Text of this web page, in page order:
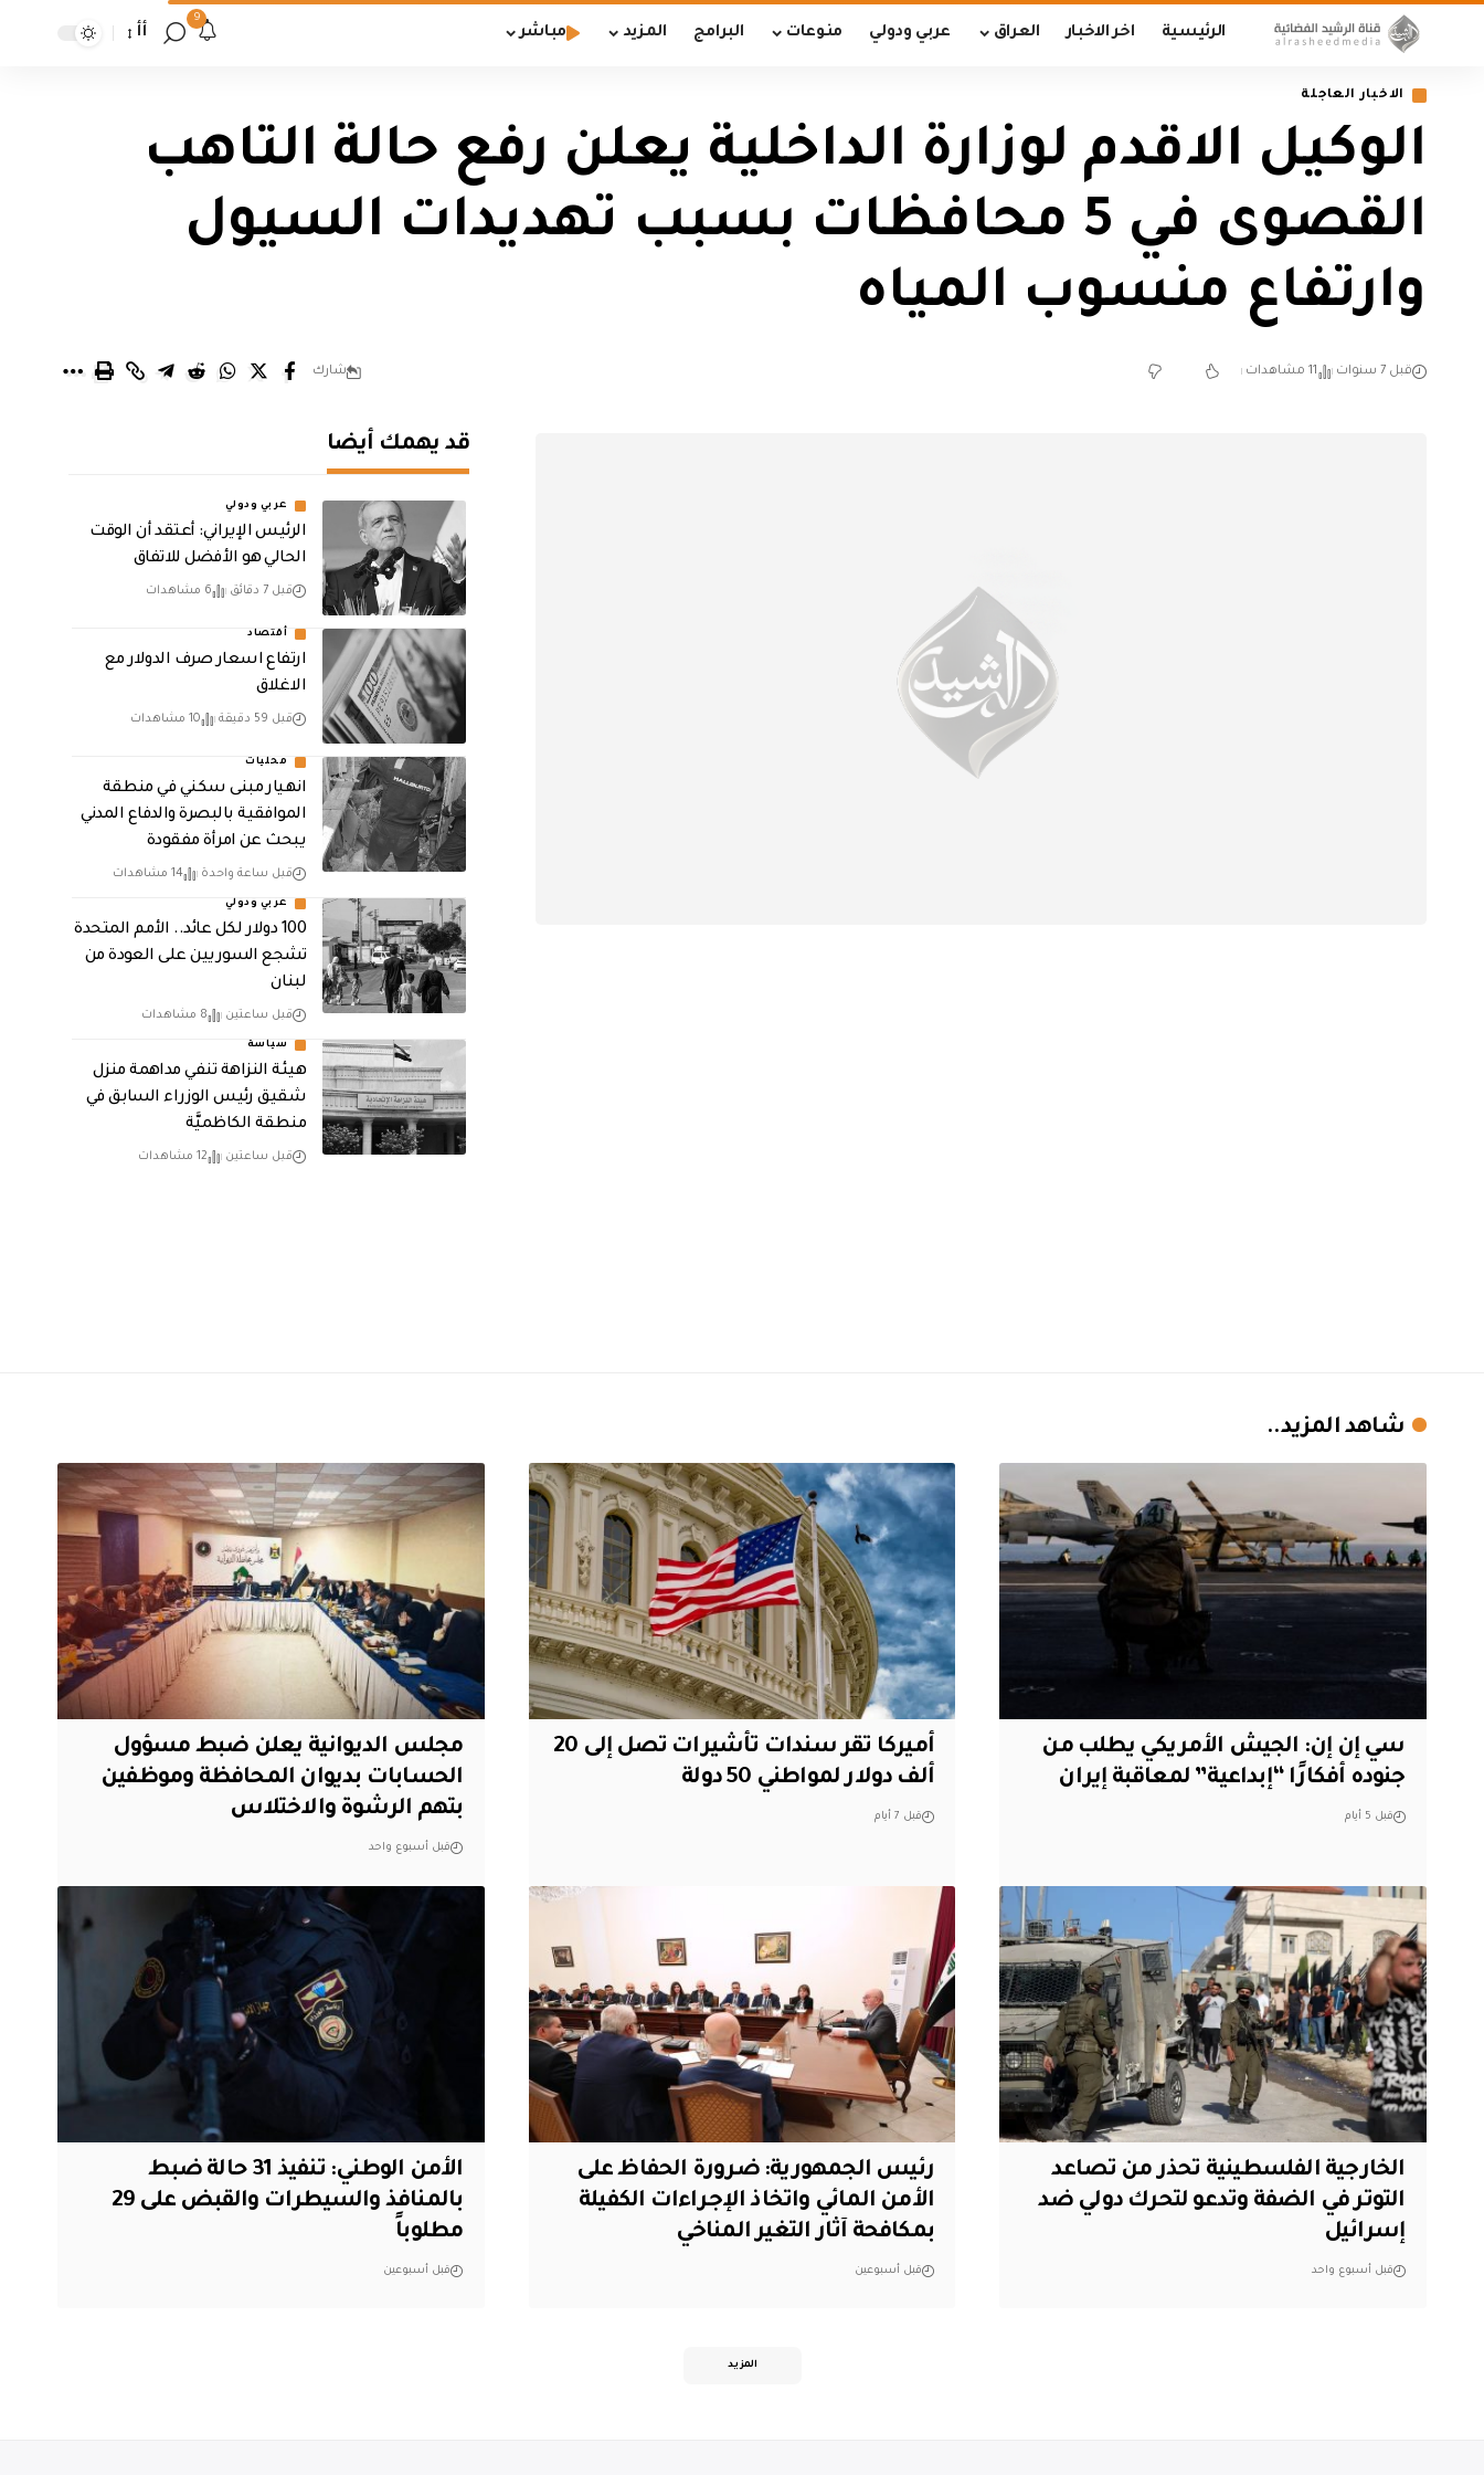
الرئيسية اخر الاخبار العراق عربي ودولي منوعات البرامج المزيد مباشر
9
أأ
الاخبار العاجلة
الوكيل الاقدم لوزارة الداخلية يعلن رفع حالة التاهب
القصوى في 5 محافظات بسبب تهديدات السيول
وارتفاع منسوب المياه
قبل 7 سنوات 11 مشاهدات شارك
قد يهمك أيضا
عربي ودولي
الرئيس الإيراني: أعتقد أن الوقت
الحالي هو الأفضل للاتفاق
قبل 7 دقائق 6 مشاهدات
أقتصاد
ارتفاع اسعار صرف الدولار مع
الاغلاق
قبل 59 دقيقة 10 مشاهدات
محليات
انهيار مبنى سكني في منطقة
الموافقية بالبصرة والدفاع المدني
يبحث عن امرأة مفقودة
قبل ساعة واحدة 14 مشاهدات
عربي ودولي
100 دولار لكل عائد.. الأمم المتحدة
تشجع السوريين على العودة من
لبنان
قبل ساعتين 8 مشاهدات
سياسة
هيئة النزاهة تنفي مداهمة منزل
شقيق رئيس الوزراء السابق في
منطقة الكاظميَّة
قبل ساعتين 12 مشاهدات
شاهد المزيد..
سي إن إن: الجيش الأمريكي يطلب من
جنوده أفكارًا “إبداعية” لمعاقبة إيران
قبل 5 أيام
أميركا تقر سندات تأشيرات تصل إلى 20
ألف دولار لمواطني 50 دولة
قبل 7 أيام
مجلس الديوانية يعلن ضبط مسؤول
الحسابات بديوان المحافظة وموظفين
بتهم الرشوة والاختلاس
قبل أسبوع واحد
الخارجية الفلسطينية تحذر من تصاعد
التوتر في الضفة وتدعو لتحرك دولي ضد
إسرائيل
قبل أسبوع واحد
رئيس الجمهورية: ضرورة الحفاظ على
الأمن المائي واتخاذ الإجراءات الكفيلة
بمكافحة آثار التغير المناخي
قبل أسبوعين
الأمن الوطني: تنفيذ 31 حالة ضبط
بالمنافذ والسيطرات والقبض على 29
مطلوباً
قبل أسبوعين
المزيد